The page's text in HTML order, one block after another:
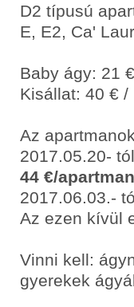
D2 típusú
E, E2, Ca'
Baby ágy: 21
Kisállat: 40 € /
Az
2017.05.20-
44 €/
2017.06.03.-
Az ezen kívül
Vinni kell:
gyerekek